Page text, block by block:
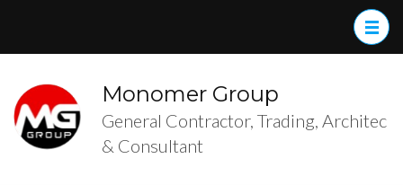
(Press
Enter)
Monomer Group
General Contractor, Trading, Architec
& Consultant